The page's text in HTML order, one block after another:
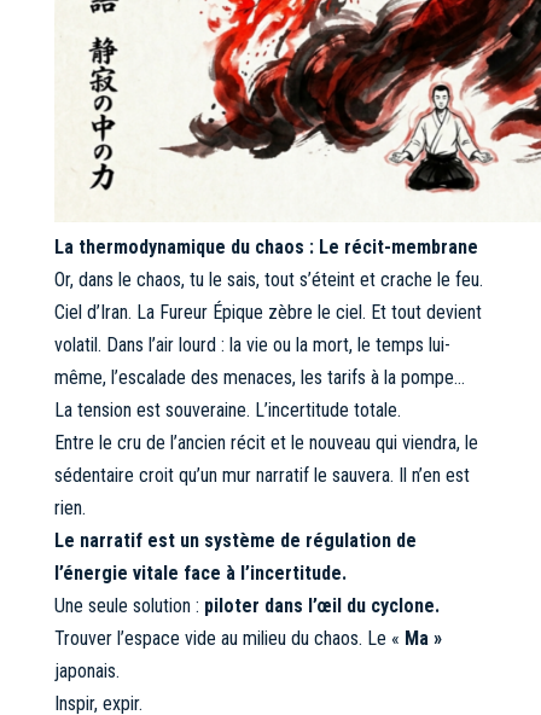
La thermodynamique du chaos : Le récit-membrane
Or, dans le chaos, tu le sais, tout s’éteint et crache le feu.
Ciel d’Iran. La Fureur Épique zèbre le ciel. Et tout devient
volatil. Dans l’air lourd : la vie ou la mort, le temps lui-
même, l’escalade des menaces, les tarifs à la pompe…
La tension est souveraine. L’incertitude totale.
Entre le cru de l’ancien récit et le nouveau qui viendra, le
sédentaire croit qu’un mur narratif le sauvera. Il n’en est
rien.
Le narratif est un système de régulation de
l’énergie vitale face à l’incertitude.
Une seule solution : piloter dans l’œil du cyclone.
Trouver l’espace vide au milieu du chaos. Le « Ma »
japonais.
Inspir, expir.